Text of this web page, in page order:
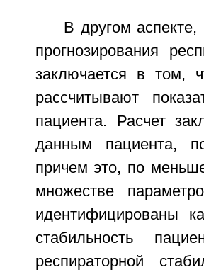
В другом
прогнозирования
заключается в том,
рассчитывают
пациента. Расчет
данным пациента,
причем это, по
множестве
идентифицированы
стабильность
респираторной